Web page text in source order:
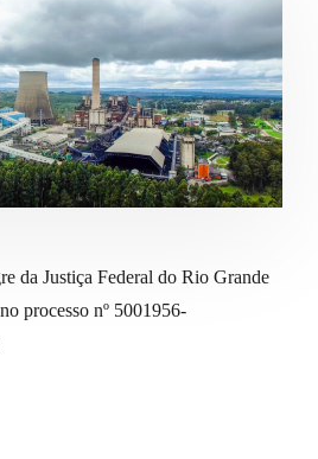
da Justiça Federal do Rio Grande
processo nº 5001956-